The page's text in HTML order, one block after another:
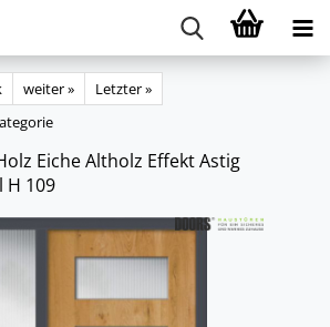
weiter »
Letzter »
Eiche Alt­holz Ef­fekt Astig
H 109